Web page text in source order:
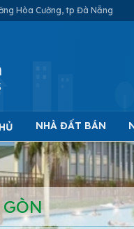
Hòa Cường, tp Đà Nẵng
NHÀ ĐẤT BÁN